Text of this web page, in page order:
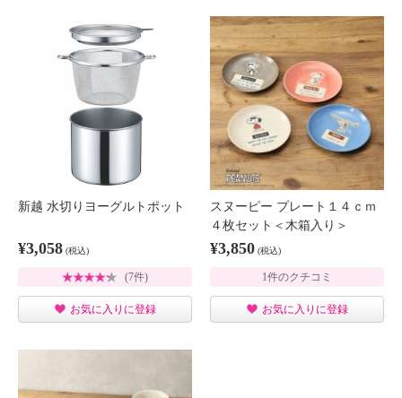
新越 水切りヨーグルトポット
¥3,058 (税込)
(7件)
お気に入りに登録
スヌーピー プレート１４ｃｍ
４枚セット＜木箱入り＞
¥3,850 (税込)
1件のクチコミ
お気に入りに登録